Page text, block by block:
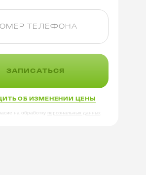
ЗАПИСАТЬСЯ
ОБ ИЗМЕНЕНИИ ЦЕНЫ
на обработку персональных данных